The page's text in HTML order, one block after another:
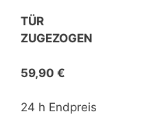
TÜR
ZUGEZOGEN
59,90 €
24 h Endpreis